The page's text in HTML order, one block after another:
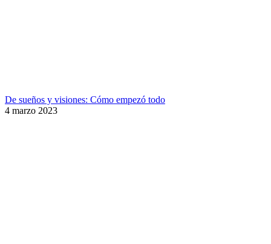
De sueños y visiones: Cómo empezó todo
4 marzo 2023